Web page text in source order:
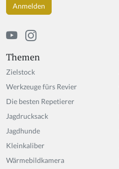
Themen
Zielstock
Werkzeuge fürs Revier
Die besten Repetierer
Jagdrucksack
Jagdhunde
Kleinkaliber
Wärmebildkamera